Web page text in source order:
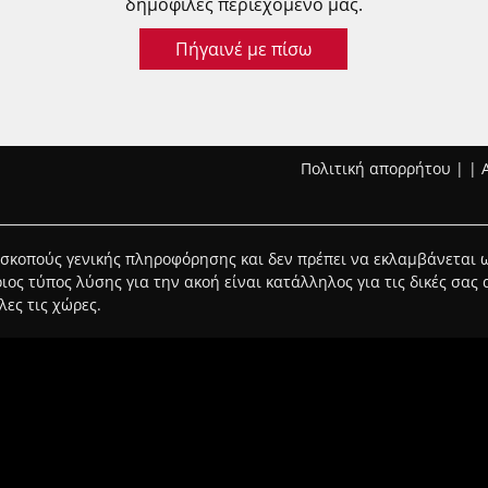
Πήγαινέ με πίσω
Πολιτική απορρήτου | |
γενικής πληροφόρησης και δεν πρέπει να
τύπος λύσης για την ακοή είναι κατάλληλος για τις δικές
τις χώρες.